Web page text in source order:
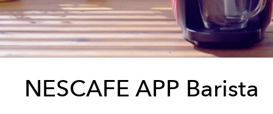
NESCAFE APP Barista